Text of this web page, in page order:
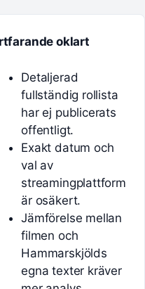
oklart
Detaljerad
fullständig rollista
har ej publicerats
offentligt.
Exakt datum och
val av
streamingplattform
är osäkert.
Jämförelse mellan
filmen och
Hammarskjölds
egna texter kräver